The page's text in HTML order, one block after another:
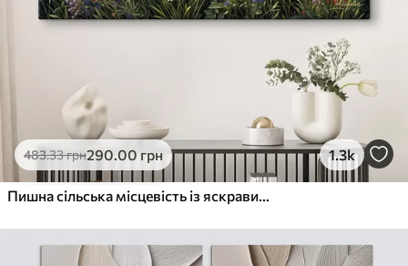
483.33грн290.00 грн 1.3k
Пишна сільська місцевість із яскравим лугом диких квітів, наповненим різнокольоровими квітами під хмарним небом